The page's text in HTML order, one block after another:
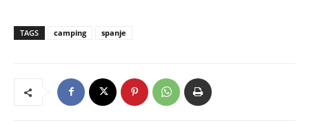
TAGS camping spanje